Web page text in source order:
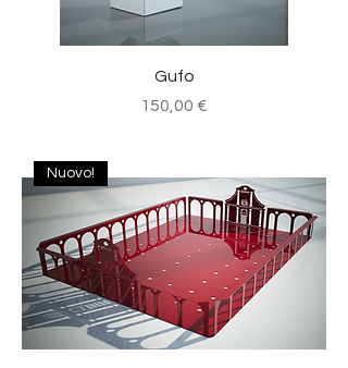
Gufo
Prezzo
150,00 €
Nuovo!